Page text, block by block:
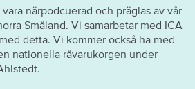
närpodcuerad och präglas av vår
Småland. Vi samarbetar med ICA
detta. Vi kommer också ha med
nationella råvarukorgen under